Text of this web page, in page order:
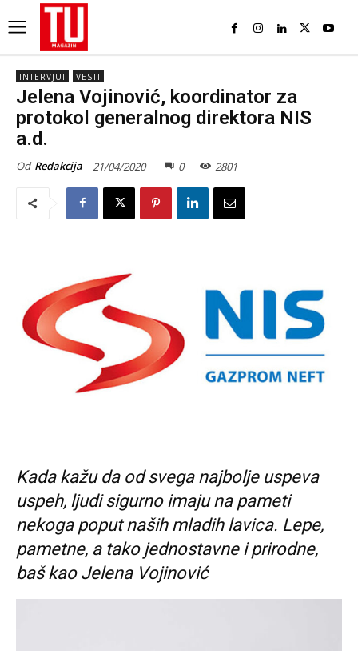
INTERVJUI VESTI
Jelena Vojinović, koordinator za
protokol generalnog direktora NIS
a.d.
Od Redakcija 21/04/2020 0 2801
Kada kažu da od svega najbolje uspeva
uspeh, ljudi sigurno imaju na pameti
nekoga poput naših mladih lavica. Lepe,
pametne, a tako jednostavne i prirodne,
baš kao Jelena Vojinović